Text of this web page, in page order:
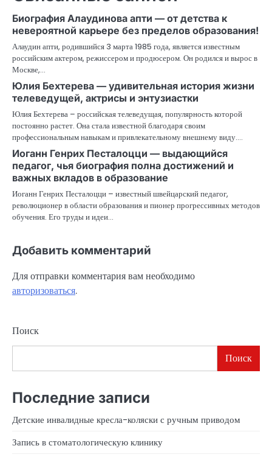
Биография Алаудинова апти — от детства к
невероятной карьере без пределов образования!
Алаудин апти, родившийся 3 марта 1985 года, является известным
российским актером, режиссером и продюсером. Он родился и вырос в
Москве,…
Юлия Бехтерева — удивительная история жизни
телеведущей, актрисы и энтузиастки
Юлия Бехтерева – российская телеведущая, популярность которой
постоянно растет. Она стала известной благодаря своим
профессиональным навыкам и привлекательному внешнему виду.…
Иоганн Генрих Песталоцци — выдающийся
педагог, чья биография полна достижений и
важных вкладов в образование
Иоганн Генрих Песталоцци – известный швейцарский педагог,
революционер в области образования и пионер прогрессивных методов
обучения. Его труды и идеи…
Добавить комментарий
Для отправки комментария вам необходимо
авторизоваться.
Поиск
Поиск
Последние записи
Детские инвалидные кресла-коляски с ручным приводом
Запись в стоматологическую клинику